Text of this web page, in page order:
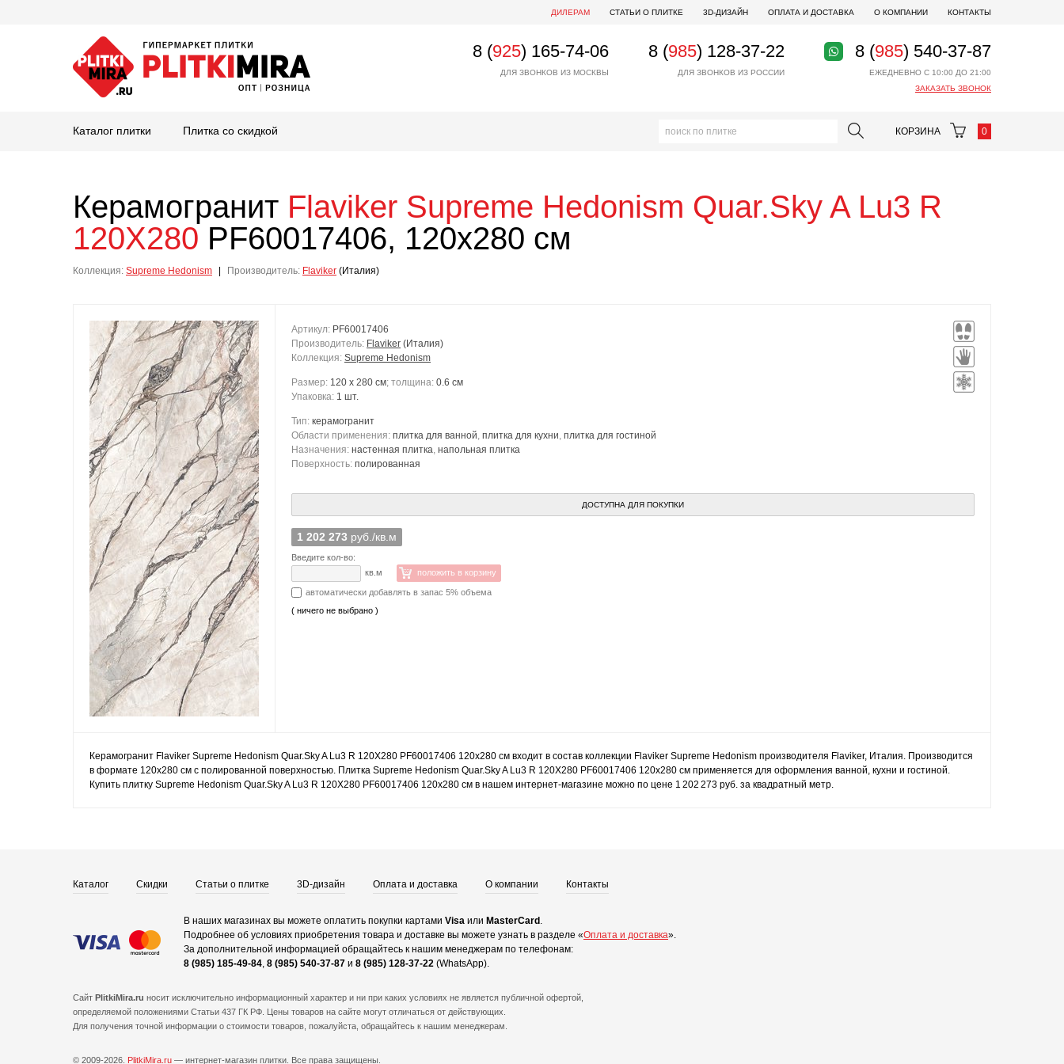
ДИЛЕРАМ СТАТЬИ О ПЛИТКЕ 3D-ДИЗАЙН ОПЛАТА И ДОСТАВКА О КОМПАНИИ КОНТАКТЫ
8 (925) 165-74-06
ДЛЯ ЗВОНКОВ ИЗ МОСКВЫ
8 (985) 128-37-22
ДЛЯ ЗВОНКОВ ИЗ РОССИИ
8 (985) 540-37-87
ЕЖЕДНЕВНО С 10:00 ДО 21:00
ЗАКАЗАТЬ ЗВОНОК
Каталог плитки Плитка со скидкой КОРЗИНА 0
Керамогранит Flaviker Supreme Hedonism Quar.Sky A Lu3 R
120X280 PF60017406, 120x280 см
Коллекция: Supreme Hedonism Производитель: Flaviker (Италия)
Артикул: PF60017406
Производитель: Flaviker (Италия)
Коллекция: Supreme Hedonism
Размер: 120 x 280 см; толщина: 0.6 см
Упаковка: 1 шт.
Тип: керамогранит
Области применения: плитка для ванной, плитка для кухни, плитка для гостиной
Назначения: настенная плитка, напольная плитка
Поверхность: полированная
ДОСТУПНА ДЛЯ ПОКУПКИ
1 202 273 руб./кв.м
Введите кол-во:
кв.м
положить в корзину
автоматически добавлять в запас 5% объема
( ничего не выбрано )
Керамогранит Flaviker Supreme Hedonism Quar.Sky A Lu3 R 120X280 PF60017406 120x280 см входит в состав коллекции Flaviker Supreme Hedonism производителя Flaviker, Италия. Производится
в формате 120x280 см с полированной поверхностью. Плитка Supreme Hedonism Quar.Sky A Lu3 R 120X280 PF60017406 120x280 см применяется для оформления ванной, кухни и гостиной.
Купить плитку Supreme Hedonism Quar.Sky A Lu3 R 120X280 PF60017406 120x280 см в нашем интернет-магазине можно по цене 1 202 273 руб. за квадратный метр.
Каталог Скидки Статьи о плитке 3D-дизайн Оплата и доставка О компании Контакты
В наших магазинах вы можете оплатить покупки картами Visa или MasterCard .
Подробнее об условиях приобретения товара и доставке вы можете узнать в разделе «Оплата и доставка».
За дополнительной информацией обращайтесь к нашим менеджерам по телефонам:
8 (985) 185-49-84, 8 (985) 540-37-87 и 8 (985) 128-37-22 (WhatsApp).
Сайт PlitkiMira.ru носит исключительно информационный характер и ни при каких условиях не является публичной офертой,
определяемой положениями Статьи 437 ГК РФ. Цены товаров на сайте могут отличаться от действующих.
Для получения точной информации о стоимости товаров, пожалуйста, обращайтесь к нашим менеджерам.
© 2009-2026. PlitkiMira.ru — интернет-магазин плитки. Все права защищены.